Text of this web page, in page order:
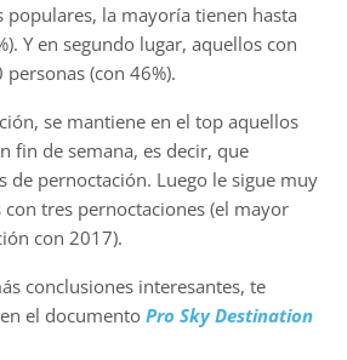
populares, la mayoría tienen hasta
Y en segundo lugar, aquellos con
(con 46%).
se mantiene en el top aquellos
fin de semana, es decir, que
de pernoctación. Luego le sigue muy
con tres pernoctaciones (el mayor
con 2017).
conclusiones interesantes, te
el documento Pro Sky Destination